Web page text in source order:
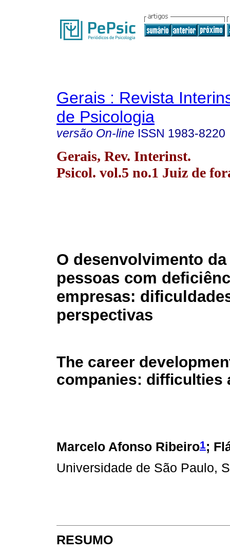
Gerais : Revista
de Psicologia
versão On-line ISSN 1983-8220
Gerais, Rev. Interinst.
Psicol. vol.5 no.1 Juiz de
O desenvolvimento
pessoas com
empresas:
perspectivas
The career
companies: difficulties
Marcelo Afonso Ribeiro1;
Universidade de São Paulo,
RESUMO